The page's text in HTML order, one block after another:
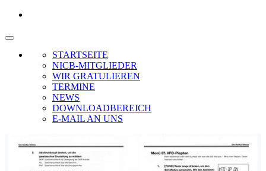
STARTSEITE
NICB-MITGLIEDER
WIR GRATULIEREN
TERMINE
NEWS
DOWNLOADBEREICH
E-MAIL AN UNS